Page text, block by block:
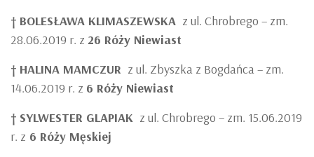
† BOLESŁAWA KLIMASZEWSKA z ul. Chrobrego – zm.
28.06.2019 r. z 26 Róży Niewiast
† HALINA MAMCZUR z ul. Zbyszka z Bogdańca – zm.
14.06.2019 r. z 6 Róży Niewiast
† SYLWESTER GLAPIAK z ul. Chrobrego – zm. 15.06.2019
r. z 6 Róży Męskiej